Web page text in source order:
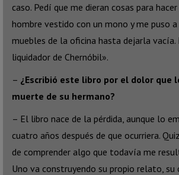
caso. Pedí que me dieran cosas para
hombre vestido con un mono y me puso
muebles de la oficina hasta dejarla
liquidador de Chernóbil».
– ¿Escribió este libro por el dolor que
muerte de su hermano?
– El libro nace de la pérdida, aunque lo
cuatro años después de que ocurriera.
de comprender algo que todavía me
Uno va construyendo su propio relato, su